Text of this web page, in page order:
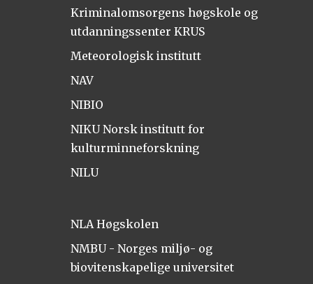
Kriminalomsorgens høgskole og
utdanningssenter KRUS
Meteorologisk institutt
NAV
NIBIO
NIKU Norsk institutt for
kulturminneforskning
NILU
NLA Høgskolen
NMBU - Norges miljø- og
biovitenskapelige universitet